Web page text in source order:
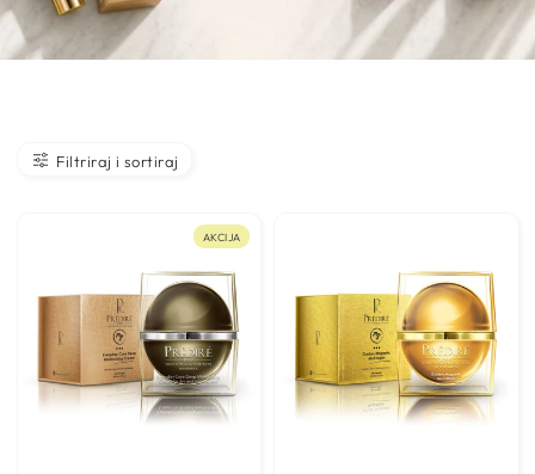
Filtriraj i sortiraj
AKCIJA